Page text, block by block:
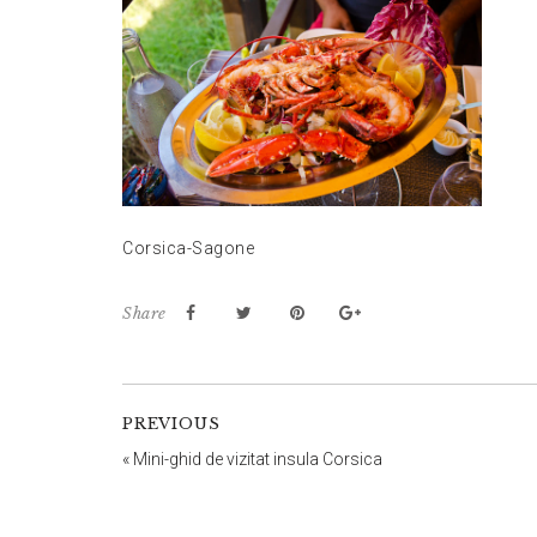
Corsica-Sagone
Share
PREVIOUS
« Mini-ghid de vizitat insula Corsica